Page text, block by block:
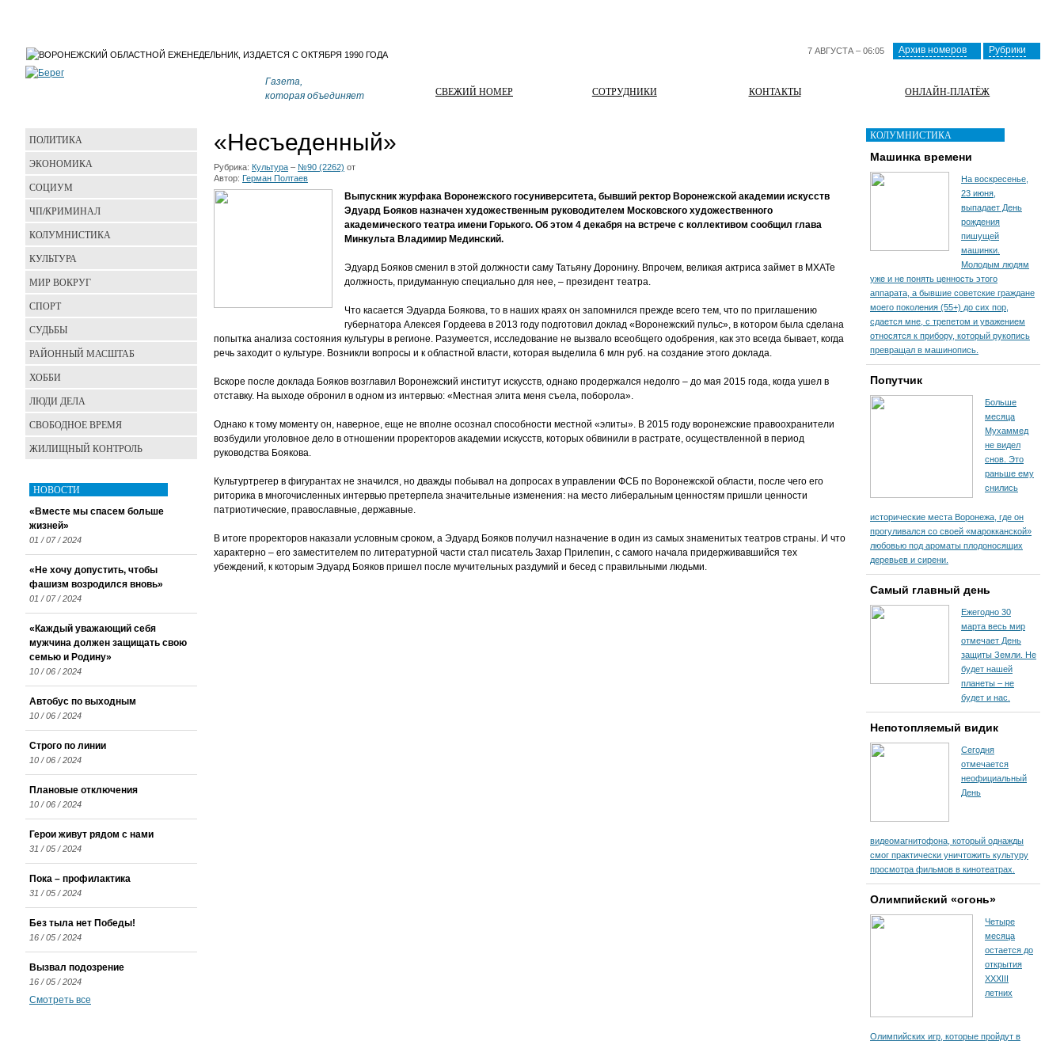
7 АВГУСТА – 06:05 Архив номеров Рубрики
Газета,
которая объединяет
СВЕЖИЙ НОМЕР СОТРУДНИКИ КОНТАКТЫ ОНЛАЙН-ПЛАТЁЖ
«Несъеденный»
Рубрика: Культура – №90 (2262) от
Автор: Герман Полтаев
Выпускник журфака Воронежского госуниверситета, бывший ректор Воронежской академии искусств
Эдуард Бояков назначен художественным руководителем Московского художественного
академического театра имени Горького. Об этом 4 декабря на встрече с коллективом сообщил глава
Минкульта Владимир Мединский.
Эдуард Бояков сменил в этой должности саму Татьяну Доронину. Впрочем, великая актриса займет в МХАТе
должность, придуманную специально для нее, – президент театра.
Что касается Эдуарда Боякова, то в наших краях он запомнился прежде всего тем, что по приглашению
губернатора Алексея Гордеева в 2013 году подготовил доклад «Воронежский пульс», в котором была сделана
попытка анализа состояния культуры в регионе. Разумеется, исследование не вызвало всеобщего одобрения, как это всегда бывает, когда
речь заходит о культуре. Возникли вопросы и к областной власти, которая выделила 6 млн руб. на создание этого доклада.
Вскоре после доклада Бояков возглавил Воронежский институт искусств, однако продержался недолго – до мая 2015 года, когда ушел в
отставку. На выходе обронил в одном из интервью: «Местная элита меня съела, поборола».
Однако к тому моменту он, наверное, еще не вполне осознал способности местной «элиты». В 2015 году воронежские правоохранители
возбудили уголовное дело в отношении проректоров академии искусств, которых обвинили в растрате, осуществленной в период
руководства Боякова.
Культуртрегер в фигурантах не значился, но дважды побывал на допросах в управлении ФСБ по Воронежской области, после чего его
риторика в многочисленных интервью претерпела значительные изменения: на место либеральным ценностям пришли ценности
патриотические, православные, державные.
В итоге проректоров наказали условным сроком, а Эдуард Бояков получил назначение в один из самых знаменитых театров страны. И что
характерно – его заместителем по литературной части стал писатель Захар Прилепин, с самого начала придерживавшийся тех
убеждений, к которым Эдуард Бояков пришел после мучительных раздумий и бесед с правильными людьми.
ПОЛИТИКА
ЭКОНОМИКА
СОЦИУМ
ЧП/КРИМИНАЛ
КОЛУМНИСТИКА
КУЛЬТУРА
МИР ВОКРУГ
СПОРТ
СУДЬБЫ
РАЙОННЫЙ МАСШТАБ
ХОББИ
ЛЮДИ ДЕЛА
СВОБОДНОЕ ВРЕМЯ
ЖИЛИЩНЫЙ КОНТРОЛЬ
НОВОСТИ
«Вместе мы спасем больше
жизней»
01 / 07 / 2024
«Не хочу допустить, чтобы
фашизм возродился вновь»
01 / 07 / 2024
«Каждый уважающий себя
мужчина должен защищать свою
семью и Родину»
10 / 06 / 2024
Автобус по выходным
10 / 06 / 2024
Строго по линии
10 / 06 / 2024
Плановые отключения
10 / 06 / 2024
Герои живут рядом с нами
31 / 05 / 2024
Пока – профилактика
31 / 05 / 2024
Без тыла нет Победы!
16 / 05 / 2024
Вызвал подозрение
16 / 05 / 2024
Смотреть все
КОЛУМНИСТИКА
Машинка времени
На воскресенье,
23 июня,
выпадает День
рождения
пишущей
машинки.
Молодым людям
уже и не понять ценность этого
аппарата, а бывшие советские граждане
моего поколения (55+) до сих пор,
сдается мне, с трепетом и уважением
относятся к прибору, который рукопись
превращал в машинопись.
Попутчик
Больше
месяца
Мухаммед
не видел
снов. Это
раньше ему
снились
исторические места Воронежа, где он
прогуливался со своей «марокканской»
любовью под ароматы плодоносящих
деревьев и сирени.
Самый главный день
Ежегодно 30
марта весь мир
отмечает День
защиты Земли. Не
будет нашей
планеты – не
будет и нас.
Непотопляемый видик
Сегодня
отмечается
неофициальный
День
видеомагнитофона, который однажды
смог практически уничтожить культуру
просмотра фильмов в кинотеатрах.
Олимпийский «огонь»
Четыре
месяца
остается до
открытия
XXXIII
летних
Олимпийских игр, которые пройдут в